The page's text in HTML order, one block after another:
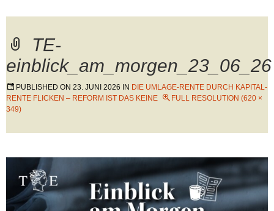
TE-
einblick_am_morgen_23_06_26
PUBLISHED ON 23. JUNI 2026 IN DIE UMLAGE-RENTE DURCH KAPITAL-
RENTE FLICKEN – REFORM IST DAS KEINE
FULL RESOLUTION (620 ×
349)